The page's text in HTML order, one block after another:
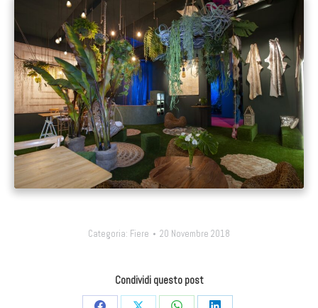
Categoria: Fiere 20 Novembre 2018
Condividi questo post